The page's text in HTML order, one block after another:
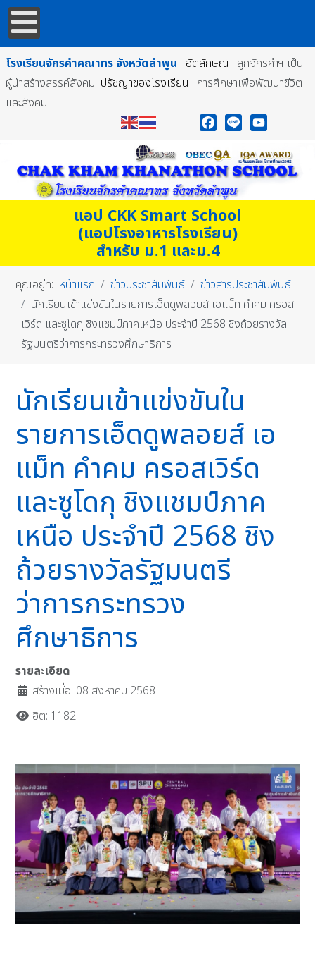
โรงเรียนจักรคำคณาทร จังหวัดลำพูน อัตลักษณ์ : ลูกจักรคำฯ เป็น
ผู้นำสร้างสรรค์สังคม ปรัชญาของโรงเรียน : การศึกษาเพื่อพัฒนาชีวิต
และสังคม
แอป CKK Smart School
(แอปโรงอาหารโรงเรียน)
สำหรับ ม.1 และม.4
คุณอยู่ที่: หน้าแรก ข่าวประชาสัมพันธ์
ข่าวสารประชาสัมพันธ์
นักเรียนเข้าแข่งขันในรายการเอ็ดดูพลอยส์ เอแม็ท คำคม ครอส
เวิร์ด และซูโดกุ ชิงแชมป์ภาคเหนือ ประจำปี 2568 ชิงถ้วยรางวัล
รัฐมนตรีว่าการกระทรวงศึกษาธิการ
นักเรียนเข้าแข่งขันใน
รายการเอ็ดดูพลอยส์ เอ
แม็ท คำคม ครอสเวิร์ด
และซูโดกุ ชิงแชมป์ภาค
เหนือ ประจำปี 2568 ชิง
ถ้วยรางวัลรัฐมนตรี
ว่าการกระทรวง
ศึกษาธิการ
รายละเอียด
สร้างเมื่อ: 08 สิงหาคม 2568
ฮิต: 1182